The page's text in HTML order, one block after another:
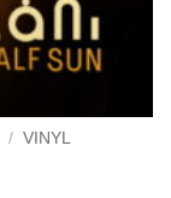
/ VINYL